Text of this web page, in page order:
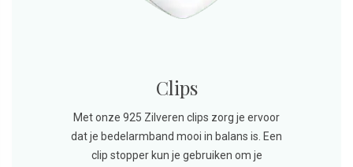
Clips
Met onze 925 Zilveren clips zorg je ervoor
dat je bedelarmband mooi in balans is. Een
clip stopper kun je gebruiken om je